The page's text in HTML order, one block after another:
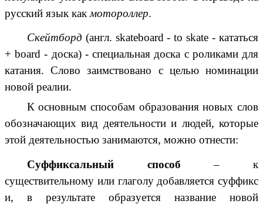
русский язык какмотороллер.
Скейтборд (англ. skateboard - to skate - кататься
+ board - доска) - специальная доска с роликами для
катания. Слово заимствовано с целью номинации
новой реалии.
К основным способам образования новых слов
обозначающих вид деятельности и людей, которые
этой деятельностью занимаются, можно отнести:
Суффиксальный способ – к
существительному или глаголу добавляется суффикс
и, в результате образуется название новой